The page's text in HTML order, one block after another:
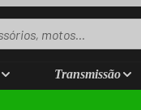
Transmissão